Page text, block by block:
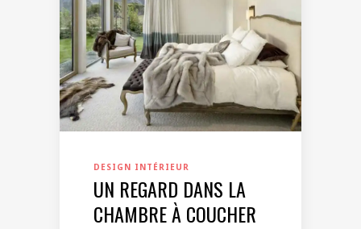
DESIGN INTÉRIEUR
UN REGARD DANS LA
CHAMBRE À COUCHER